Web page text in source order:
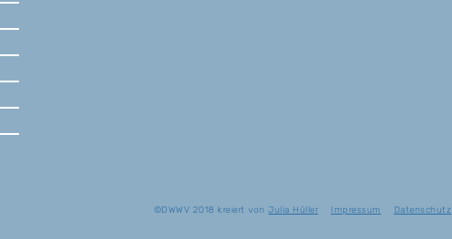
©DWWV 2018 kreiert vonJulia Hüller Impressum Datenschutz